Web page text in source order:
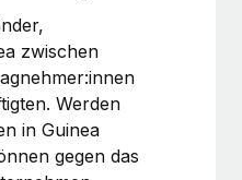
zwischen
Werden
in Guinea
gegen das